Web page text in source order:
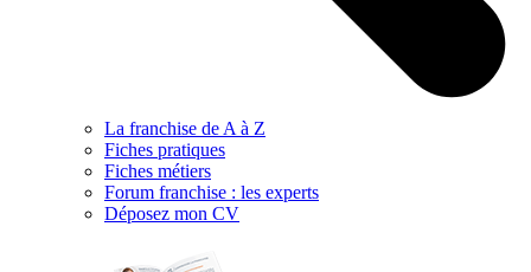
La franchise de A à Z
Fiches pratiques
Fiches métiers
Forum franchise : les experts
Déposez mon CV